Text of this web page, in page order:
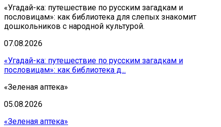
«Угадай-ка: путешествие по русским загадкам и
пословицам»: как библиотека для слепых знакомит
дошкольников с народной культурой.
07.08.2026
«Угадай-ка: путешествие по русским загадкам и
пословицам»: как библиотека д...
«Зеленая аптека»
05.08.2026
«Зеленая аптека»